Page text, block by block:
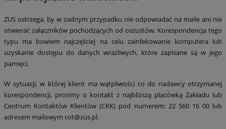
ZUS ostrzega, by w żadnym przypadku nie odpowiadać na maile ani nie
otwierać załączników pochodzących od oszustów. Korespondencja tego
typu ma bowiem najczęściej na celu zainfekowanie komputera lub
uzyskanie dostępu do danych wrażliwych, które zapisane są w jego
pamięci.
W sytuacji, w której klient ma wątpliwości co do nadawcy otrzymanej
korespondencji, prosimy o kontakt z najbliższą placówką Zakładu lub
Centrum Kontaktów Klientów (CKK) pod numerem: 22 560 16 00 lub
adresem mailowym cot@zus.pl.